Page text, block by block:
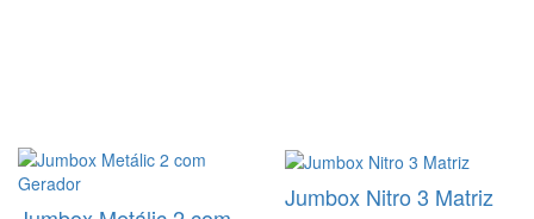
Jumbox Nitro 3 Matriz